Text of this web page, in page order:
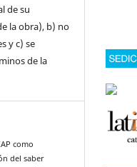
de su
la obra), b) no
y c) se
de la
como
del saber